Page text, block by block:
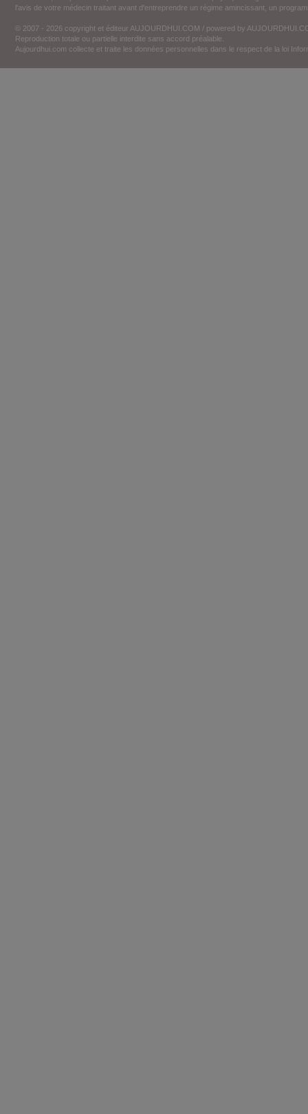
l'avis de votre médecin traitant avant d'entreprendre un régime amincissant, un
© 2007 - 2026 copyright et éditeur AUJOURDHUI.COM / powered by
Reproduction totale ou partielle interdite sans accord préalable.
Aujourdhui.com collecte et traite les données personnelles dans le respect de la loi